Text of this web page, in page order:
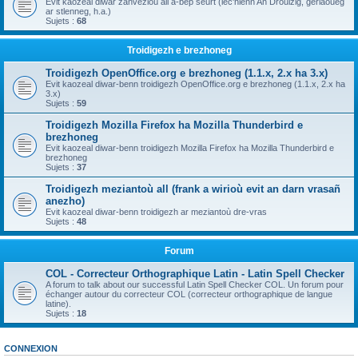
ar stlenneg, h.a.)
Sujets : 68
Troidigezh e brezhoneg
Troidigezh OpenOffice.org e brezhoneg (1.1.x, 2.x ha 3.x)
Evit kaozeal diwar-benn troidigezh OpenOffice.org e brezhoneg (1.1.x, 2.x ha
3.x)
Sujets : 59
Troidigezh Mozilla Firefox ha Mozilla Thunderbird e
brezhoneg
Evit kaozeal diwar-benn troidigezh Mozilla Firefox ha Mozilla Thunderbird e
brezhoneg
Sujets : 37
Troidigezh meziantoù all (frank a wirioù evit an darn vrasañ
anezho)
Evit kaozeal diwar-benn troidigezh ar meziantoù dre-vras
Sujets : 48
Forum
COL - Correcteur Orthographique Latin - Latin Spell Checker
A forum to talk about our successful Latin Spell Checker COL. Un forum pour
échanger autour du correcteur COL (correcteur orthographique de langue
latine).
Sujets : 18
CONNEXION